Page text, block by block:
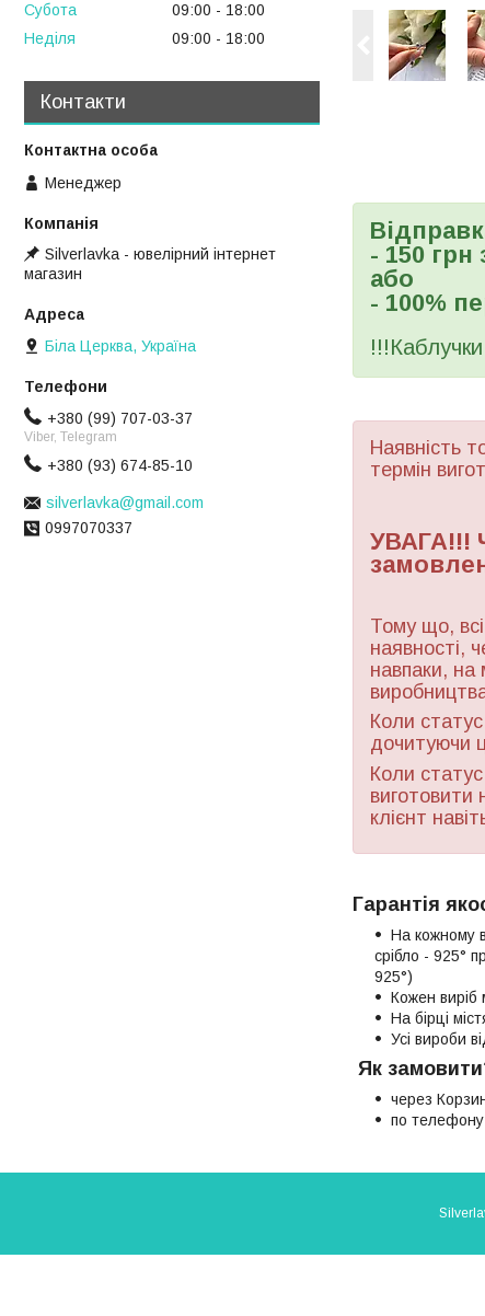
- 150 грн
або
- 100%
Наявність
термін
УВАГА!!!
Тому що,
наявності,
навпаки,
Коли
дочитуючи
Коли
виготовити
клієнт
Гарантія
На кожному
срібло - 925°
925°)
Кожен виріб
На бірці
Усі вироби
Як
через
по
Субота
09:00
18:00
Неділя
09:00 18:00
Контакти
Менеджер
Silverlavka - ювелірний інтернет
магазин
Біла Церква, Україна
+380 (99) 707-03-37
Viber, Telegram
+380 (93) 674-85-10
silverlavka@gmail.com
0997070337